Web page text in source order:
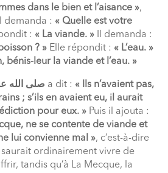
dans le bien et l’aisance »,
demanda : « Quelle est votre
: « La viande. » Il demanda :
? » Elle répondit : « L’eau. »
bénis-leur la viande et l’eau. »
صلى الله a dit : « Ils n’avaient pas,
; s’ils en avaient eu, il aurait
pour eux. » Puis il ajouta :
ne se contente de viande et
lui convienne mal », c’est-à-dire
saurait ordinairement vivre de
tandis qu’à La Mecque, la